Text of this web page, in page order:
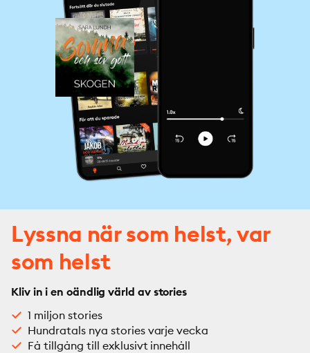
Lyssna när som helst, var
som helst
Kliv in i en oändlig värld av stories
1 miljon stories
Hundratals nya stories varje vecka
Få tillgång till exklusivt innehåll